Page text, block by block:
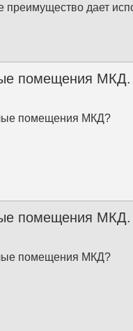
дает
помещения МКД.
помещения МКД?
помещения МКД.
помещения МКД?